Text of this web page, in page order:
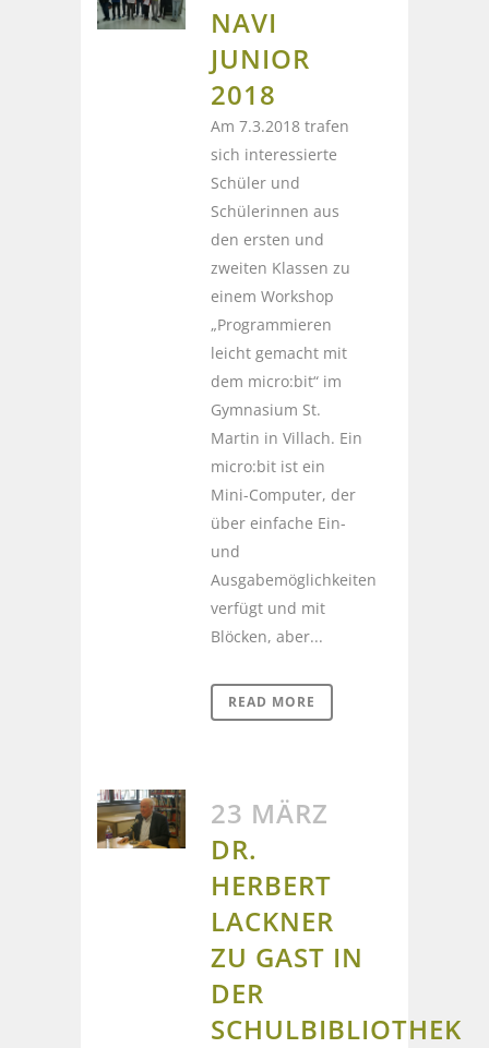
NAVI
JUNIOR
2018
Am 7.3.2018 trafen
sich interessierte
Schüler und
Schülerinnen aus
den ersten und
zweiten Klassen zu
einem Workshop
„Programmieren
leicht gemacht mit
dem micro:bit“ im
Gymnasium St.
Martin in Villach. Ein
micro:bit ist ein
Mini-Computer, der
über einfache Ein-
und
Ausgabemöglichkeiten
verfügt und mit
Blöcken, aber...
READ MORE
23 MÄRZ
DR.
HERBERT
LACKNER
ZU GAST IN
DER
SCHULBIBLIOTHEK